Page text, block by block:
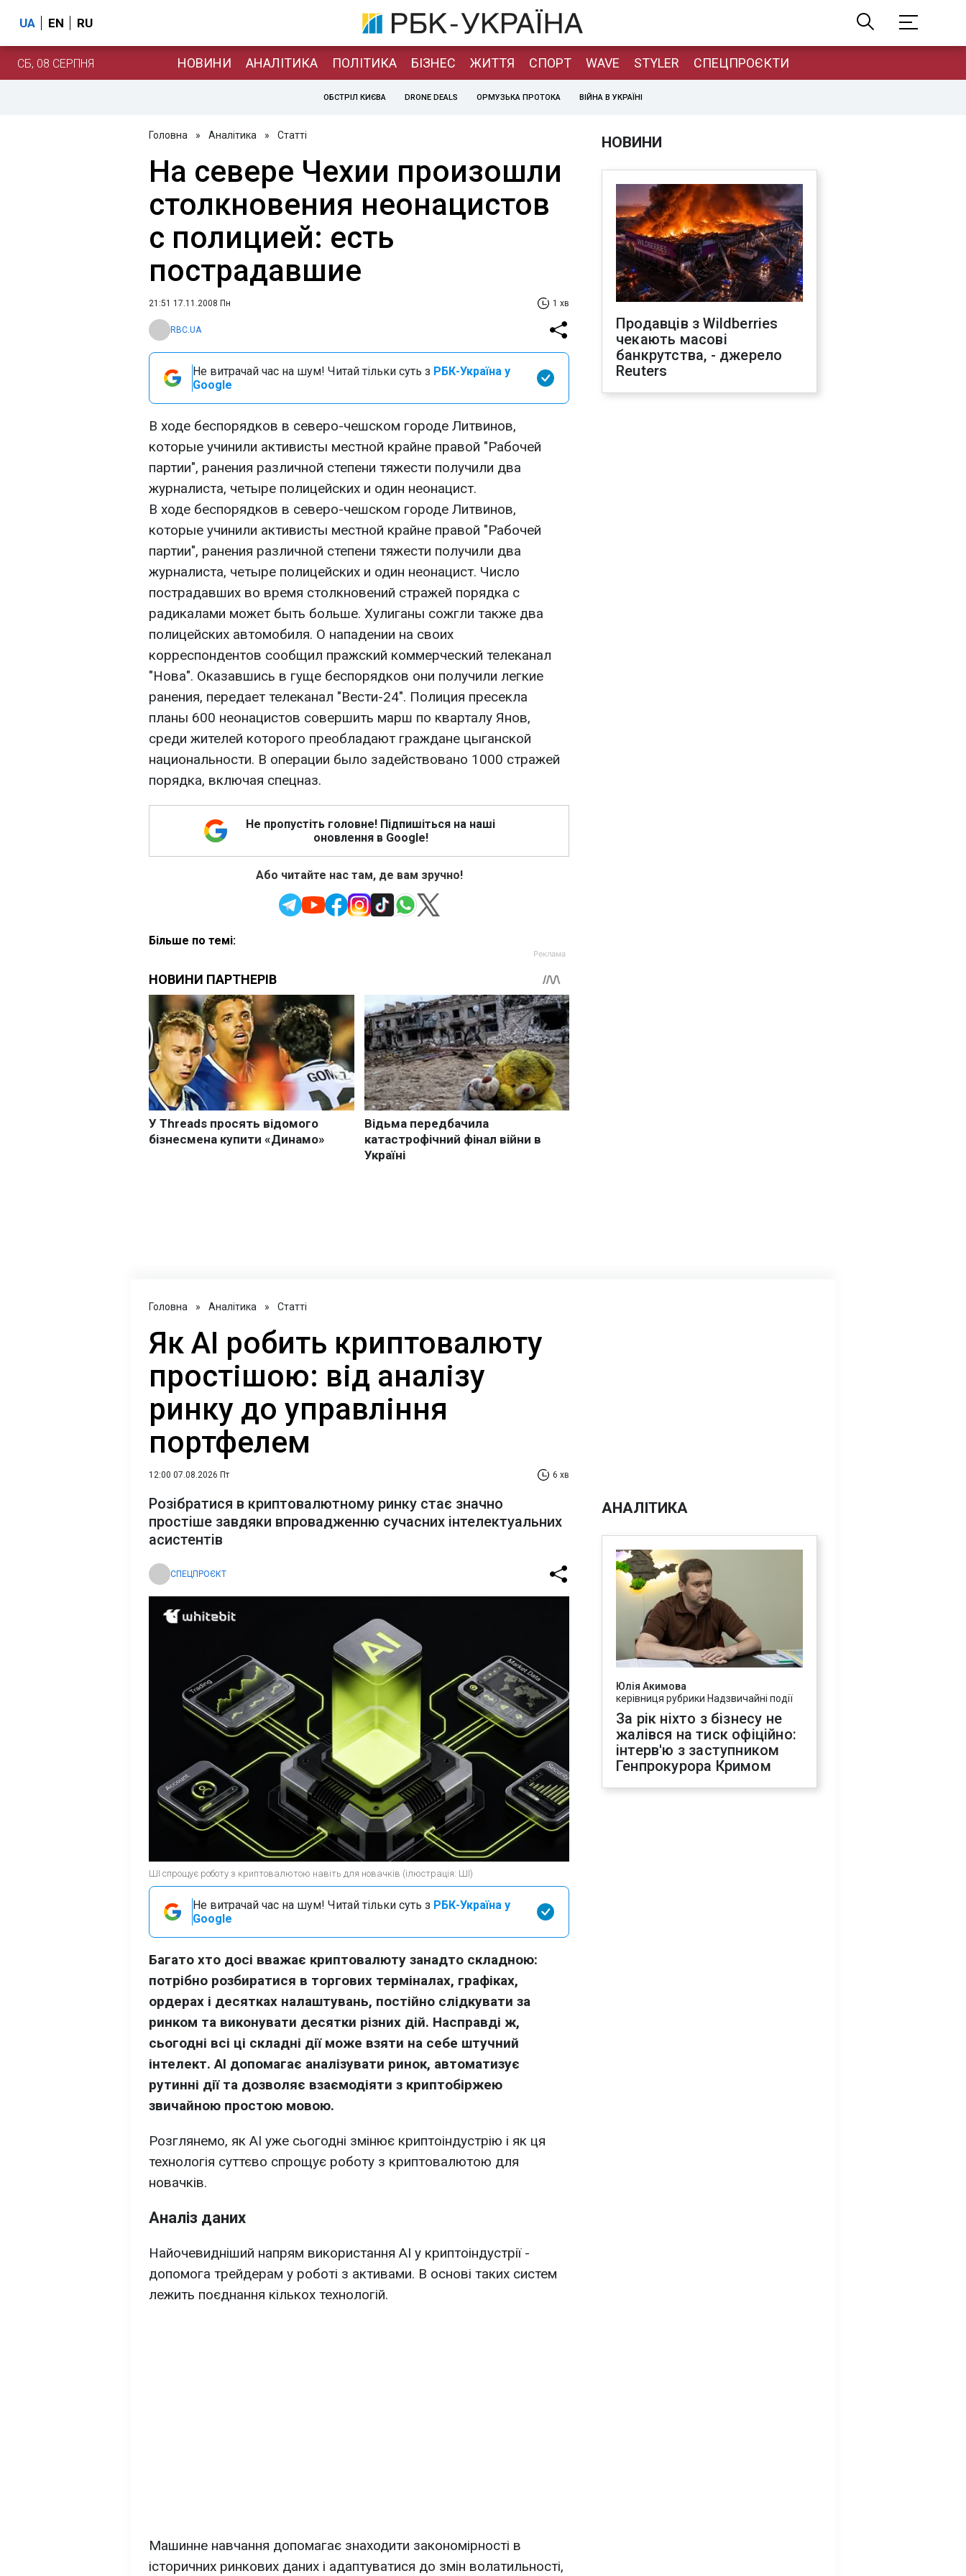
UA EN RU
СБ, 08 СЕРПНЯ НОВИНИ АНАЛІТИКА ПОЛІТИКА БІЗНЕС ЖИТТЯ СПОРТ WAVE STYLER СПЕЦПРОЄКТИ
ОБСТРІЛ КИЄВА DRONE DEALS ОРМУЗЬКА ПРОТОКА ВІЙНА В УКРАЇНІ
Головна » Аналітика » Статті
На севере Чехии произошли
столкновения неонацистов
с полицией: есть
пострадавшие
21:51 17.11.2008 Пн 1 хв
RBC.UA
Не витрачай час на шум! Читай тільки суть з РБК-Україна у
Google
В ходе беспорядков в северо-чешском городе Литвинов,
которые учинили активисты местной крайне правой "Рабочей
партии", ранения различной степени тяжести получили два
журналиста, четыре полицейских и один неонацист.
В ходе беспорядков в северо-чешском городе Литвинов,
которые учинили активисты местной крайне правой "Рабочей
партии", ранения различной степени тяжести получили два
журналиста, четыре полицейских и один неонацист. Число
пострадавших во время столкновений стражей порядка с
радикалами может быть больше. Хулиганы сожгли также два
полицейских автомобиля. О нападении на своих
корреспондентов сообщил пражский коммерческий телеканал
"Нова". Оказавшись в гуще беспорядков они получили легкие
ранения, передает телеканал "Вести-24". Полиция пресекла
планы 600 неонацистов совершить марш по кварталу Янов,
среди жителей которого преобладают граждане цыганской
национальности. В операции было задействовано 1000 стражей
порядка, включая спецназ.
Не пропустіть головне! Підпишіться на наші
оновлення в Google!
Або читайте нас там, де вам зручно!
Більше по темі:
НОВИНИ
Продавців з Wildberries
чекають масові
банкрутства, - джерело
Reuters
Головна » Аналітика » Статті
Як AI робить криптовалюту
простішою: від аналізу
ринку до управління
портфелем
12:00 07.08.2026 Пт 6 хв
Розібратися в криптовалютному ринку стає значно
простіше завдяки впровадженню сучасних інтелектуальних
асистентів
СПЕЦПРОЄКТ
ШІ спрощує роботу з криптовалютою навіть для новачків (ілюстрація: ШІ)
Не витрачай час на шум! Читай тільки суть з РБК-Україна у
Google
Багато хто досі вважає криптовалюту занадто складною:
потрібно розбиратися в торгових терміналах, графіках,
ордерах і десятках налаштувань, постійно слідкувати за
ринком та виконувати десятки різних дій. Насправді ж,
сьогодні всі ці складні дії може взяти на себе штучний
інтелект. AI допомагає аналізувати ринок, автоматизує
рутинні дії та дозволяє взаємодіяти з криптобіржею
звичайною простою мовою.
Розглянемо, як AI уже сьогодні змінює криптоіндустрію і як ця
технологія суттєво спрощує роботу з криптовалютою для
новачків.
Аналіз даних
Найочевидніший напрям використання AI у криптоіндустрії -
допомога трейдерам у роботі з активами. В основі таких систем
лежить поєднання кількох технологій.
Машинне навчання допомагає знаходити закономірності в
історичних ринкових даних і адаптуватися до змін волатильності,
АНАЛІТИКА
Юлія Акимова
керівниця рубрики Надзвичайні події
За рік ніхто з бізнесу не
жалівся на тиск офіційно:
інтерв'ю з заступником
Генпрокурора Кримом